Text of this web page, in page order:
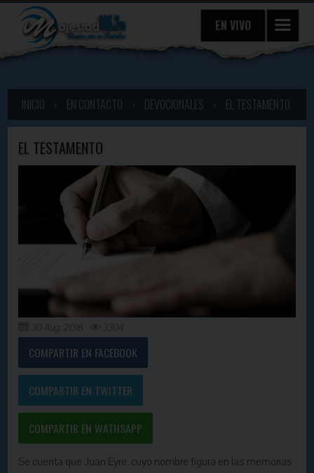
EN VIVO
INICIO EN CONTACTO DEVOCIONALES EL TESTAMENTO
EL TESTAMENTO
30 Aug, 2016 3304
COMPARTIR EN FACEBOOK
COMPARTIR EN TWITTER
COMPARTIR EN WATHSAPP
Se cuenta que Juan Eyre, cuyo nombre figura en las memorias